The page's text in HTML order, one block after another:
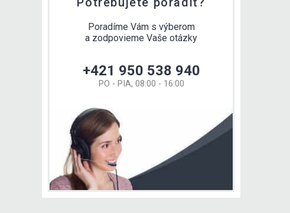
Poradíme Vám s výberom
a zodpovieme Vaše otázky
+421 950 538 940
PO - PIA, 08:00 - 16:00